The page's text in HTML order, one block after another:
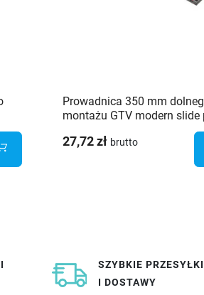
Prowadnica 350 mm
montażu GTV modern slide
27,72 zł brutto
SZYBKIE PRZESYŁKI
I DOSTAWY